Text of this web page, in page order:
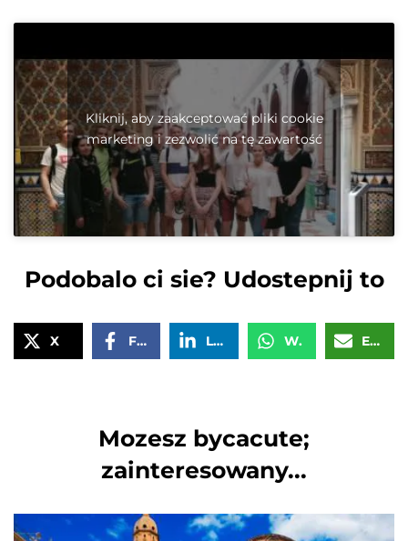
Kliknij, aby zaakceptować pliki cookie
marketing i zezwolić na tę zawartość
Podobalo ci sie? Udostepnij to
X Facebook LinkedIn WhatsApp Email
Mozesz bycacute;
zainteresowany...